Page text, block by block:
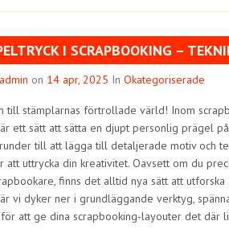
I SCRAPBOOKING –
admin on 14 apr, 2025 In Okategoriserade
till stämplarnas förtrollade värld! Inom
ett sätt att sätta en djupt personlig prägel
till att lägga till detaljerade motiv och
att uttrycka din kreativitet. Oavsett om du
finns det alltid nya sätt att
vi dyker ner i grundläggande verktyg,
att ge dina scrapbooking-layouter det där